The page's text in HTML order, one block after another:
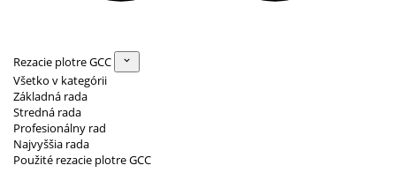
Rezacie plotre GCC
Všetko v kategórii
Základná rada
Stredná rada
Profesionálny rad
Najvyššia rada
Použité rezacie plotre GCC